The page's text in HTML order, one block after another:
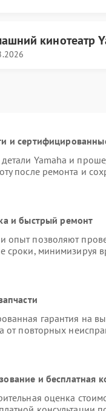
кинотеатр
и
Yamaha и
после ремонта и
и быстрый ремонт
позволяют
сроки, минимизируя
гарантия на
от повторных
и бесплатная
оценка